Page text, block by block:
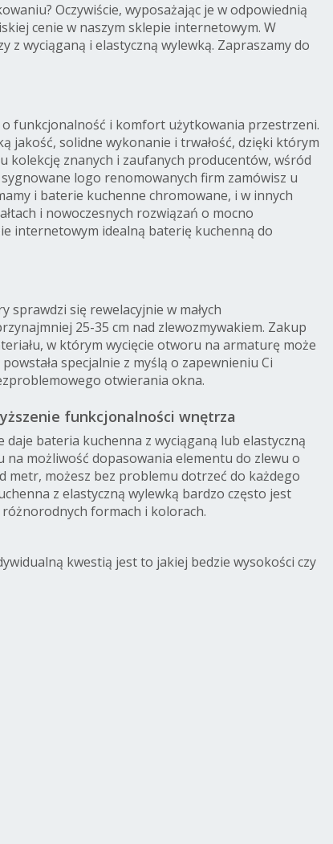
Oczywiście, wyposażając je w odpowiednią
cenie w naszym sklepie internetowym. W
z wyciąganą i elastyczną wylewką. Zapraszamy do
funkcjonalność i komfort użytkowania przestrzeni.
jakość, solidne wykonanie i trwałość, dzięki którym
kolekcję znanych i zaufanych producentów, wśród
logo renomowanych firm zamówisz u
i baterie kuchenne chromowane, i w innych
i nowoczesnych rozwiązań o mocno
internetowym idealną baterię kuchenną do
się rewelacyjnie w małych
25-35 cm nad zlewozmywakiem. Zakup
w którym wycięcie otworu na armaturę może
specjalnie z myślą o zapewnieniu Ci
otwierania okna.
funkcjonalności wnętrza
bateria kuchenna z wyciąganą lub elastyczną
na możliwość dopasowania elementu do zlewu o
metr, możesz bez problemu dotrzeć do każdego
z elastyczną wylewką bardzo często jest
formach i kolorach.
kwestią jest to jakiej bedzie wysokości czy